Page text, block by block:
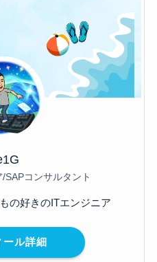
SAPコンサルタント
の好きのITエンジニア
ール詳細